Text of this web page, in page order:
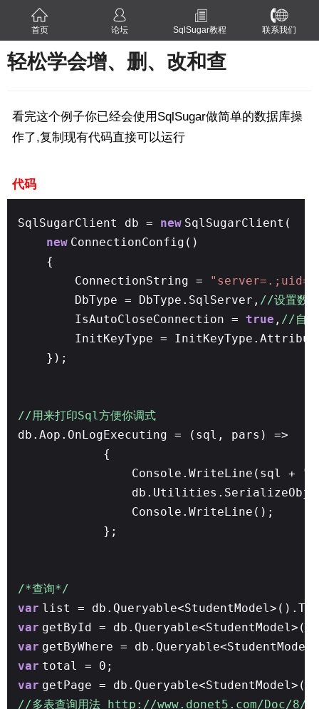
首页 论坛 SqlSugar教程 联系我们
轻松学会增、删、改和查
看完这个例子你已经会使用SqlSugar做简单的数据库操
作了,复制现有代码直接可以运行
代码
SqlSugarClient db = new SqlSugarClient(
new ConnectionConfig()
{
ConnectionString =
DbType = DbType.SqlServer, //设置数
IsAutoCloseConnection = true , //自动
InitKeyType =
});
//用来打印Sql方便你调式
db.Aop.OnLogExecuting = (sql, pars) =>
{
Console.WriteLine(sql +
Console.WriteLine();
};
/*查询*/
var list =
var getById =
var getByWhere =
var total = 0;
var getPage =
//多表查询用法 http://www.donet5.com/Doc/8/